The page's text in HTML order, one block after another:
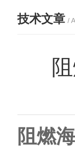
技术文章 /
阻燃